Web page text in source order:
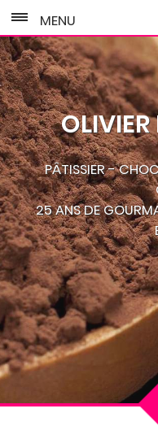
MENU
PÂTISSIER -
25 ANS DE